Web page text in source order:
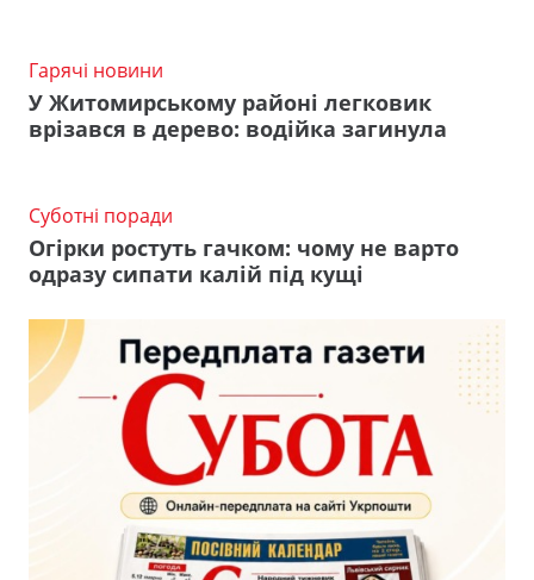
Гарячі новини
У Житомирському районі легковик
врізався в дерево: водійка загинула
Суботні поради
Огірки ростуть гачком: чому не варто
одразу сипати калій під кущі